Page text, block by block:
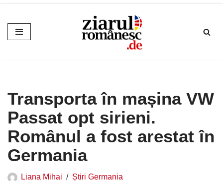
Sari
la
Transporta în mașina VW
Passat opt sirieni.
Românul a fost arestat în
Germania
Liana Mihai Știri Germania